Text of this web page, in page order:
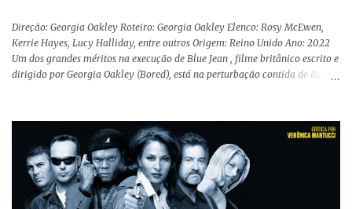
Direção: Georgia Oakley Roteiro: Georgia Oakley Elenco: Rosy McEwen,
Kerrie Hayes, Lucy Halliday, entre outros Origem: Reino Unido Ano: 2022
Um dos grandes méritos na execução de Blue Jean , filme britânico escrito e
dirigido por Georgia Oakley (Bored), está na perturbação contida de Rosy
movimentos e falas, equilibrada numa frágil neutralidade entre seu
trabalho e seus afetos, passando noites bebendo e jogando sinuca com seu
grupo de amigas lésbicas e sua amante. É imperativo para ela que ambos
os mundos não se cruzem de modo algum, pois o período histórico no qual
a história se passa - 1988 na Inglaterra - é de um contexto profundamente
conservador e hostil a pessoas queer. Com o governo liderado pela então